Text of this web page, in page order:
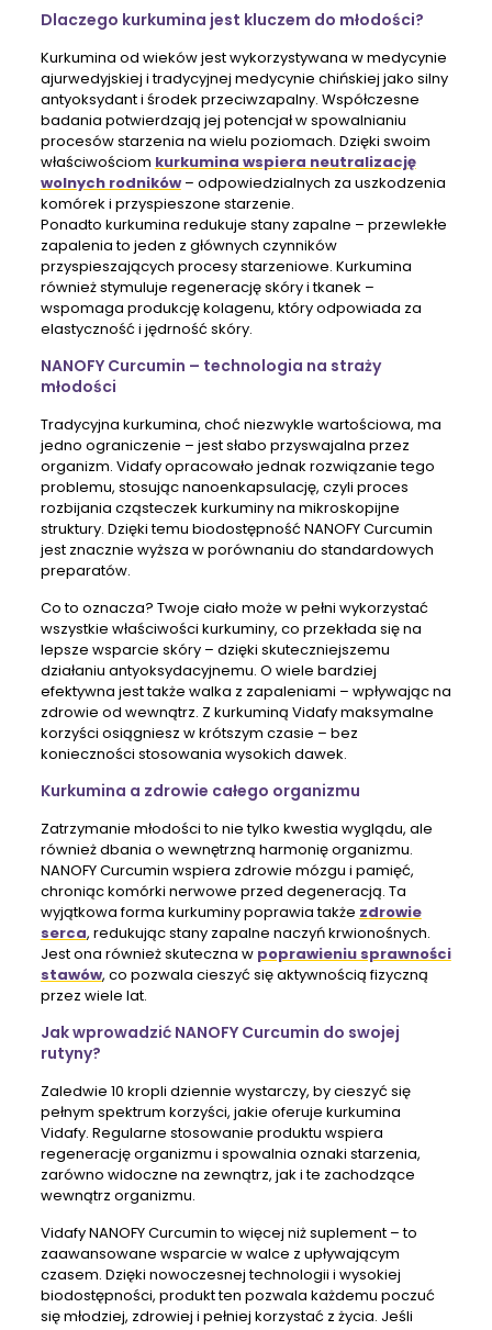
Dlaczego kurkumina jest kluczem do młodości?
Kurkumina od wieków jest wykorzystywana w medycynie
ajurwedyjskiej i tradycyjnej medycynie chińskiej jako silny
antyoksydant i środek przeciwzapalny. Współczesne
badania potwierdzają jej potencjał w spowalnianiu
procesów starzenia na wielu poziomach. Dzięki swoim
właściwościom kurkumina wspiera neutralizację
wolnych rodników– odpowiedzialnych za uszkodzenia
komórek i przyspieszone starzenie.
Ponadto kurkumina redukuje stany zapalne – przewlekłe
zapalenia to jeden z głównych czynników
przyspieszających procesy starzeniowe. Kurkumina
również stymuluje regenerację skóry i tkanek –
wspomaga produkcję kolagenu, który odpowiada za
elastyczność i jędrność skóry.
NANOFY Curcumin – technologia na straży
młodości
Tradycyjna kurkumina, choć niezwykle wartościowa, ma
jedno ograniczenie – jest słabo przyswajalna przez
organizm. Vidafy opracowało jednak rozwiązanie tego
problemu, stosując nanoenkapsulację, czyli proces
rozbijania cząsteczek kurkuminy na mikroskopijne
struktury. Dzięki temu biodostępność NANOFY Curcumin
jest znacznie wyższa w porównaniu do standardowych
preparatów.
Co to oznacza? Twoje ciało może w pełni wykorzystać
wszystkie właściwości kurkuminy, co przekłada się na
lepsze wsparcie skóry – dzięki skuteczniejszemu
działaniu antyoksydacyjnemu. O wiele bardziej
efektywna jest także walka z zapaleniami – wpływając na
zdrowie od wewnątrz. Z kurkuminą Vidafy maksymalne
korzyści osiągniesz w krótszym czasie – bez
konieczności stosowania wysokich dawek.
Kurkumina a zdrowie całego organizmu
Zatrzymanie młodości to nie tylko kwestia wyglądu, ale
również dbania o wewnętrzną harmonię organizmu.
NANOFY Curcumin wspiera zdrowie mózgu i pamięć,
chroniąc komórki nerwowe przed degeneracją. Ta
wyjątkowa forma kurkuminy poprawia także zdrowie
serca, redukując stany zapalne naczyń krwionośnych.
Jest ona również skuteczna w poprawieniu sprawności
stawów, co pozwala cieszyć się aktywnością fizyczną
przez wiele lat.
Jak wprowadzić NANOFY Curcumin do swojej
rutyny?
Zaledwie 10 kropli dziennie wystarczy, by cieszyć się
pełnym spektrum korzyści, jakie oferuje kurkumina
Vidafy. Regularne stosowanie produktu wspiera
regenerację organizmu i spowalnia oznaki starzenia,
zarówno widoczne na zewnątrz, jak i te zachodzące
wewnątrz organizmu.
Vidafy NANOFY Curcumin to więcej niż suplement – to
zaawansowane wsparcie w walce z upływającym
czasem. Dzięki nowoczesnej technologii i wysokiej
biodostępności, produkt ten pozwala każdemu poczuć
się młodziej, zdrowiej i pełniej korzystać z życia. Jeśli